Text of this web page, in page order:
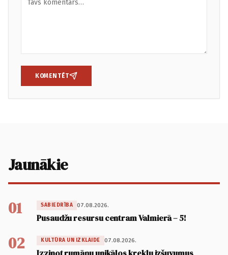
KOMENTĒT
Jaunākie
01 SABIEDRĪBA 07.08.2026.
Pusaudžu resursu centram Valmierā – 5!
02 KULTŪRA UN IZKLAIDE 07.08.2026.